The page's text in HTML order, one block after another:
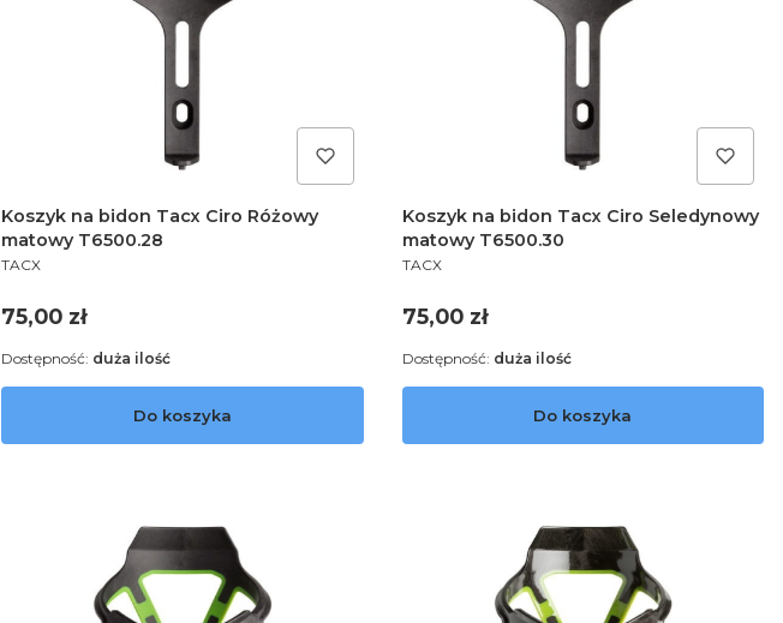
Koszyk na bidon Tacx Ciro Różowy
matowy T6500.28
PRODUCENT
TACX
Cena
75,00 zł
Do koszyka
Dostępność: duża ilość
Koszyk na bidon Tacx Ciro Seledynowy
matowy T6500.30
PRODUCENT
TACX
Cena
75,00 zł
Do koszyka
Dostępność: duża ilość